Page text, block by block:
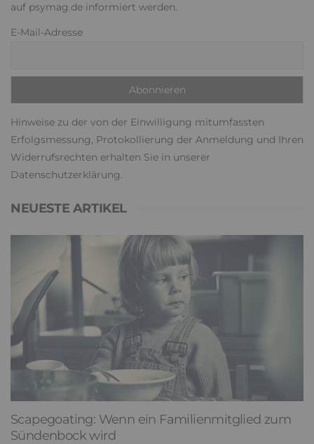
auf psymag.de informiert werden.
E-Mail-Adresse
Hinweise zu der von der Einwilligung mitumfassten
Erfolgsmessung, Protokollierung der Anmeldung und Ihren
Widerrufsrechten erhalten Sie in unserer
Datenschutzerklärung.
NEUESTE ARTIKEL
Scapegoating: Wenn ein Familienmitglied zum
Sündenbock wird